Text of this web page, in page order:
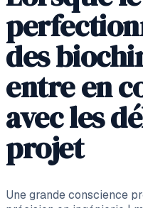
des
entre en
avec les
projet
Une grande conscience